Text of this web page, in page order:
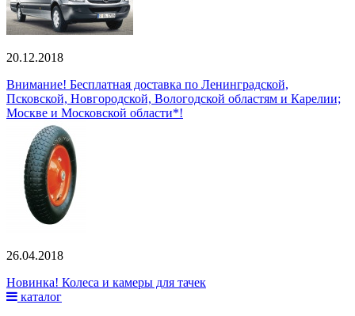
20.12.2018
Внимание! Бесплатная доставка по Ленинградской,
Псковской, Новгородской, Вологодской областям и Карелии;
Москве и Московской области*!
26.04.2018
Новинка! Колеса и камеры для тачек
каталог